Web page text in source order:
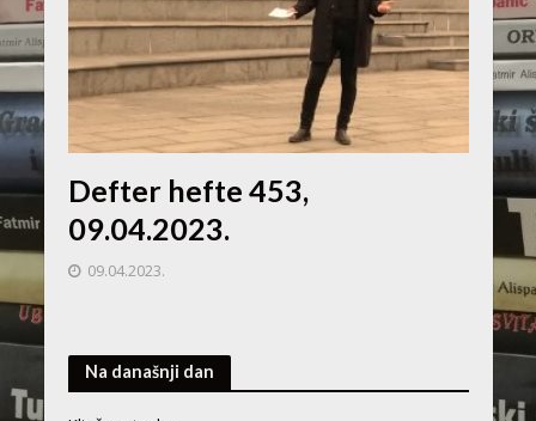
Defter hefte 453,
09.04.2023.
09.04.2023.
Na današnji dan